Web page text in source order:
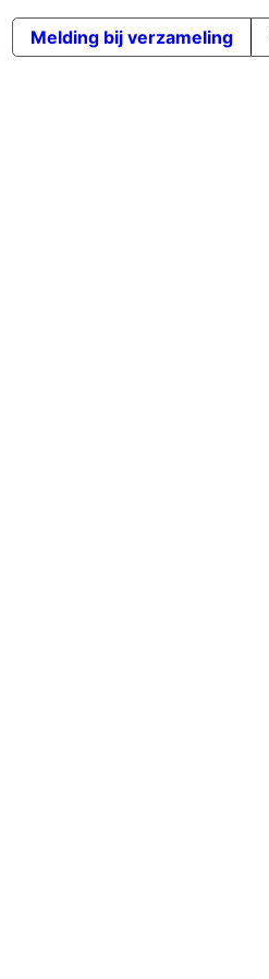
Melding bij verzameling